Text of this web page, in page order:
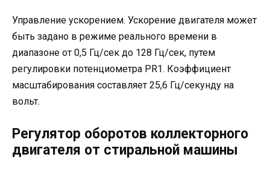
Управление ускорением. Ускорение двигателя может
быть задано в режиме реального времени в
диапазоне от 0,5 Гц/сек до 128 Гц/сек, путем
регулировки потенциометра PR1. Коэффициент
масштабирования составляет 25,6 Гц/секунду на
вольт.
Регулятор оборотов коллекторного
двигателя от стиральной машины